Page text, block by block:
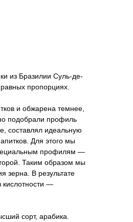
из Бразилии Суль-де-
пропорциях.
и обжарена темнее,
подобрали профиль
составлял идеальную
Для этого мы
профилям —
Таким образом мы
зерна. В результате
кислотности —
сорт, арабика.